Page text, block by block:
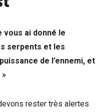
vous ai donné le
serpents et les
de l’ennemi, et
rester très alertes